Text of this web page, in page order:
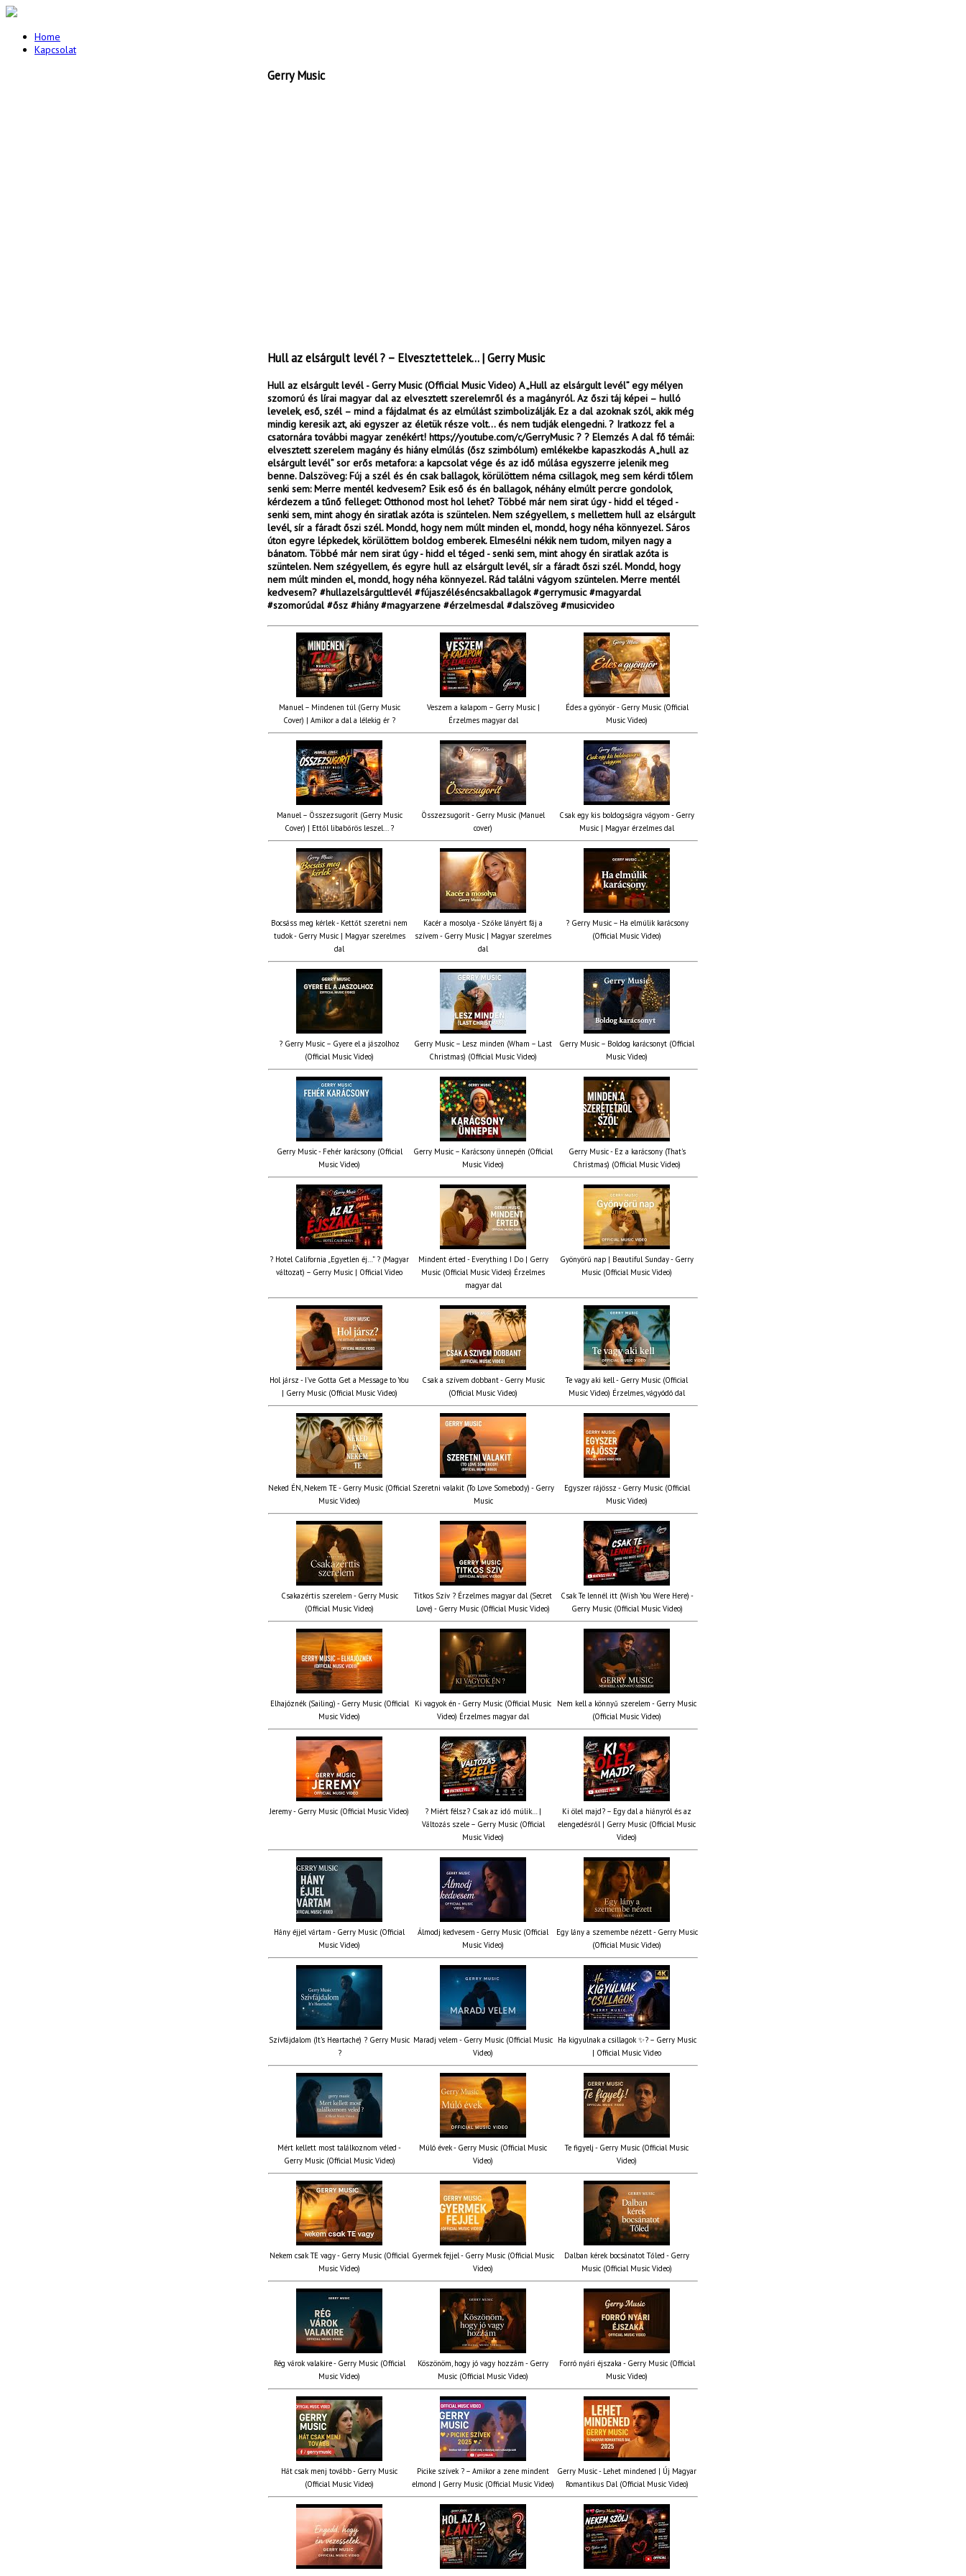
Home
Kapcsolat
Gerry Music
Hull az elsárgult levél ? – Elvesztettelek… | Gerry Music
Hull az elsárgult levél - Gerry Music (Official Music Video) A „Hull az elsárgult levél” egy mélyen
szomorú és lírai magyar dal az elvesztett szerelemről és a magányról. Az őszi táj képei – hulló
levelek, eső, szél – mind a fájdalmat és az elmúlást szimbolizálják. Ez a dal azoknak szól, akik még
mindig keresik azt, aki egyszer az életük része volt… és nem tudják elengedni. ? Iratkozz fel a
csatornára további magyar zenékért! https://youtube.com/c/GerryMusic ? ? Elemzés A dal fő témái:
elvesztett szerelem magány és hiány elmúlás (ősz szimbólum) emlékekbe kapaszkodás A „hull az
elsárgult levél” sor erős metafora: a kapcsolat vége és az idő múlása egyszerre jelenik meg
benne. Dalszöveg: Fúj a szél és én csak ballagok, körülöttem néma csillagok, meg sem kérdi tőlem
senki sem: Merre mentél kedvesem? Esik eső és én ballagok, néhány elmúlt percre gondolok,
kérdezem a tűnő felleget: Otthonod most hol lehet? Többé már nem sirat úgy - hidd el téged -
senki sem, mint ahogy én siratlak azóta is szüntelen. Nem szégyellem, s mellettem hull az elsárgult
levél, sír a fáradt őszi szél. Mondd, hogy nem múlt minden el, mondd, hogy néha könnyezel. Sáros
úton egyre lépkedek, körülöttem boldog emberek. Elmesélni nékik nem tudom, milyen nagy a
bánatom. Többé már nem sirat úgy - hidd el téged - senki sem, mint ahogy én siratlak azóta is
szüntelen. Nem szégyellem, és egyre hull az elsárgult levél, sír a fáradt őszi szél. Mondd, hogy
nem múlt minden el, mondd, hogy néha könnyezel. Rád találni vágyom szüntelen. Merre mentél
kedvesem? #hullazelsárgultlevél #fújaszéléséncsakballagok #gerrymusic #magyardal
#szomorúdal #ősz #hiány #magyarzene #érzelmesdal #dalszöveg #musicvideo
Manuel – Mindenen túl (Gerry Music
Cover) | Amikor a dal a lélekig ér ?
Veszem a kalapom – Gerry Music |
Érzelmes magyar dal
Édes a gyönyör - Gerry Music (Official
Music Video)
Manuel – Összezsugorít (Gerry Music
Cover) | Ettől libabőrös leszel... ?
Összezsugorít - Gerry Music (Manuel
cover)
Csak egy kis boldogságra vágyom - Gerry
Music | Magyar érzelmes dal
Bocsáss meg kérlek - Kettőt szeretni nem
tudok - Gerry Music | Magyar szerelmes
dal
Kacér a mosolya - Szőke lányért fáj a
szívem - Gerry Music | Magyar szerelmes
dal
? Gerry Music – Ha elmúlik karácsony
(Official Music Video)
? Gerry Music – Gyere el a jászolhoz
(Official Music Video)
Gerry Music – Lesz minden (Wham – Last
Christmas) (Official Music Video)
Gerry Music – Boldog karácsonyt (Official
Music Video)
Gerry Music - Fehér karácsony (Official
Music Video)
Gerry Music – Karácsony ünnepén (Official
Music Video)
Gerry Music - Ez a karácsony (That's
Christmas) (Official Music Video)
? Hotel California „Egyetlen éj…” ? (Magyar
változat) – Gerry Music | Official Video
Mindent érted - Everything I Do | Gerry
Music (Official Music Video) Érzelmes
magyar dal
Gyönyörű nap | Beautiful Sunday - Gerry
Music (Official Music Video)
Hol jársz - I've Gotta Get a Message to You
| Gerry Music (Official Music Video)
Csak a szívem dobbant - Gerry Music
(Official Music Video)
Te vagy aki kell - Gerry Music (Official
Music Video) Érzelmes, vágyódó dal
Neked ÉN, Nekem TE - Gerry Music (Official
Music Video)
Szeretni valakit (To Love Somebody) - Gerry
Music
Egyszer rájössz - Gerry Music (Official
Music Video)
Csakazértis szerelem - Gerry Music
(Official Music Video)
Titkos Szív ? Érzelmes magyar dal (Secret
Love) - Gerry Music (Official Music Video)
Csak Te lennél itt (Wish You Were Here) -
Gerry Music (Official Music Video)
Elhajóznék (Sailing) - Gerry Music (Official
Music Video)
Ki vagyok én - Gerry Music (Official Music
Video) Érzelmes magyar dal
Nem kell a könnyű szerelem - Gerry Music
(Official Music Video)
Jeremy - Gerry Music (Official Music Video)
? Miért félsz? Csak az idő múlik… |
Változás szele – Gerry Music (Official
Music Video)
Ki ölel majd? – Egy dal a hiányról és az
elengedésről | Gerry Music (Official Music
Video)
Hány éjjel vártam - Gerry Music (Official
Music Video)
Álmodj kedvesem - Gerry Music (Official
Music Video)
Egy lány a szemembe nézett - Gerry Music
(Official Music Video)
Szívfájdalom (It’s Heartache) ? Gerry Music
?
Maradj velem - Gerry Music (Official Music
Video)
Ha kigyulnak a csillagok ✨? – Gerry Music
| Official Music Video
Mért kellett most találkoznom véled -
Gerry Music (Official Music Video)
Múló évek - Gerry Music (Official Music
Video)
Te figyelj - Gerry Music (Official Music
Video)
Nekem csak TE vagy - Gerry Music (Official
Music Video)
Gyermek fejjel - Gerry Music (Official Music
Video)
Dalban kérek bocsánatot Tőled - Gerry
Music (Official Music Video)
Rég várok valakire - Gerry Music (Official
Music Video)
Köszönöm, hogy jó vagy hozzám - Gerry
Music (Official Music Video)
Forró nyári éjszaka - Gerry Music (Official
Music Video)
Hát csak menj tovább - Gerry Music
(Official Music Video)
Picike szívek ? – Amikor a zene mindent
elmond | Gerry Music (Official Music Video)
Gerry Music - Lehet mindened | Új Magyar
Romantikus Dal (Official Music Video)